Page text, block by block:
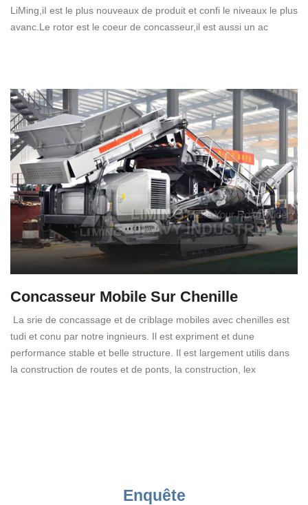
LiMing,iI est le plus nouveaux de produit et confi le niveaux le plus
avanc.Le rotor est le coeur de concasseur,il est aussi un ac
Concasseur Mobile Sur Chenille
La srie de concassage et de criblage mobiles avec chenilles est
tudi et conu par notre ingnieurs. Il est expriment et dune
performance stable et belle structure. Il est largement utilis dans
la construction de routes et de ponts, la construction, lex
Enquête